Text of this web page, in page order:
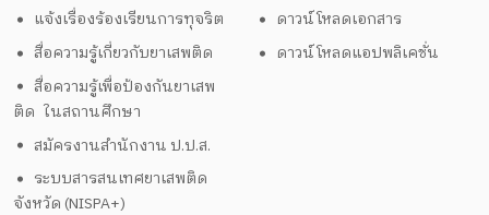
แจ้งเรื่องร้องเรียนการทุจริต
สื่อความรู้เกี่ยวกับยาเสพติด
สื่อความรู้เพื่อป้องกันยาเสพ
ติด ในสถานศึกษา
สมัครงานสำนักงาน ป.ป.ส.
ระบบสารสนเทศยาเสพติด
จังหวัด (NISPA+)
ดาวน์โหลดเอกสาร
ดาวน์โหลดแอปพลิเคชั่น